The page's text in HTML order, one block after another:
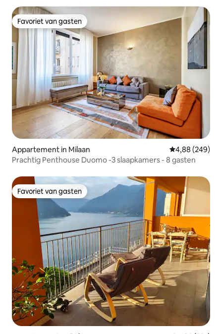
Favoriet van gasten
Favoriet van gasten
Appartement in Milaan Gemiddelde
4,88 (249)
Prachtig Penthouse Duomo -3 slaapkamers - 8 gasten
Favoriet van gasten
Favoriet van gasten